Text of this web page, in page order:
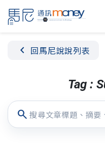
chevron_left 回馬尼說說列表
Tag :
search